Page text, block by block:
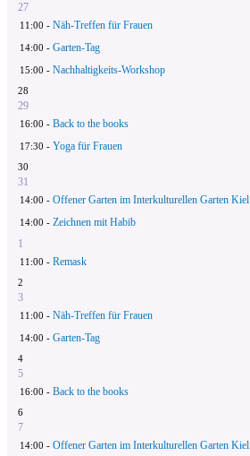
27
11:00 - Näh-Treffen für Frauen
14:00 - Garten-Tag
15:00 - Nachhaltigkeits-Workshop
28
29
16:00 - Back to the books
17:30 - Yoga für Frauen
30
31
14:00 - Offener Garten im Interkulturellen Garten Kiel
14:00 - Zeichnen mit Habib
1
11:00 - Remask
2
3
11:00 - Näh-Treffen für Frauen
14:00 - Garten-Tag
4
5
16:00 - Back to the books
6
7
14:00 - Offener Garten im Interkulturellen Garten Kiel